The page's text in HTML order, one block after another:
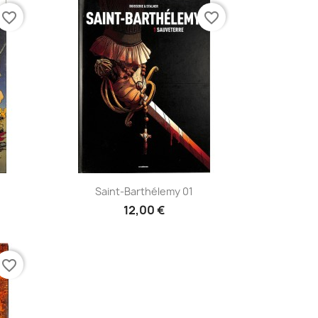
favorite_border
Aperçu rapide
Saint-Barthélemy 01
12,00 €
favorite_border
favorite_border